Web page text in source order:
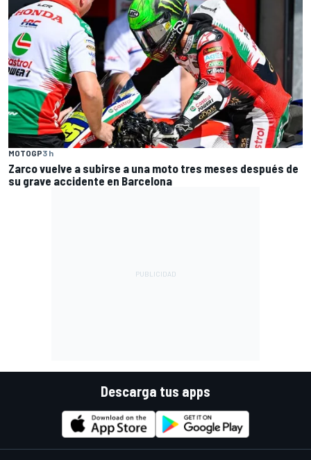
MOTOGP3 h
Zarco vuelve a subirse a una moto tres meses después de
su grave accidente en Barcelona
Descarga tus apps